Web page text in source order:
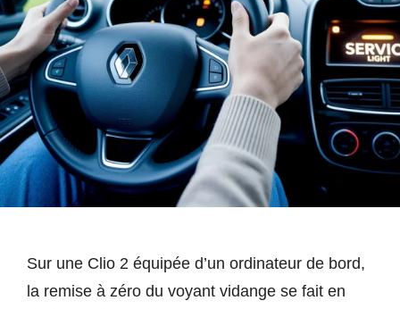
Sur une Clio 2 équipée d’un ordinateur de bord,
la remise à zéro du voyant vidange se fait en